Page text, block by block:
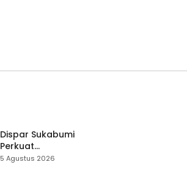
Dispar Sukabumi
Perkuat
Keselamatan
5 Agustus 2026